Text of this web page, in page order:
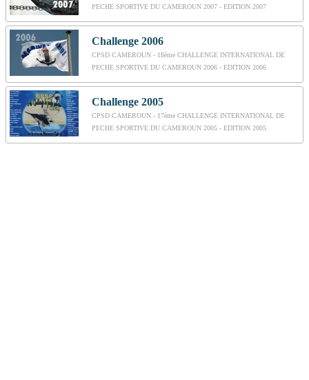
PECHE SPORTIVE DU CAMEROUN 2007 - EDITION 2007
Challenge 2006
CPSD CAMEROUN - 18ème CHALLENGE INTERNATIONAL DE
PECHE SPORTIVE DU CAMEROUN 2006 - EDITION 2006
Challenge 2005
CPSD CAMEROUN - 17ème CHALLENGE INTERNATIONAL DE
PECHE SPORTIVE DU CAMEROUN 2005 - EDITION 2005